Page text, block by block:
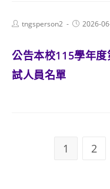
Posttngsperson2
Post2026-
公告本校115學年
試人員名單
1 2